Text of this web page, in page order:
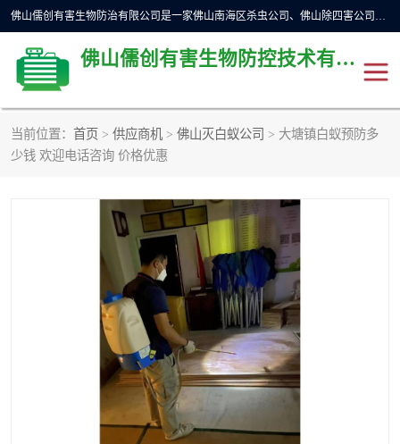
佛山儒创有害生物防治有限公司是一家佛山南海区杀虫公司、佛山除四害公司、佛山灭白蚁公司、佛山白蚁防治公司，让您远离虫害困扰。要问佛山白蚁防治哪家好？佛山儒创有害生物防治有限公司全佛山、广州，正规公司，上门勘查，可靠，售后有保障。
佛山儒创有害生物防控技术有限公司
当前位置： 首页 > 供应商机 > 佛山灭白蚁公司 > 大塘镇白蚁预防多
少钱 欢迎电话咨询 价格优惠
除四害公司
佛山白蚁防治公司
佛山灭白蚁公司 佛山杀虫公司
佛山除四害公司 灭鼠
消杀
灭跳蚤
灭蟑螂